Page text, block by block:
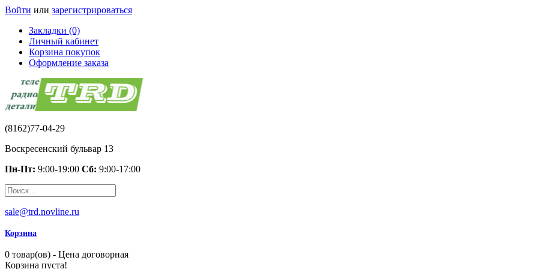
Войти или зарегистрироваться
Закладки (0)
Личный кабинет
Корзина покупок
Оформление заказа
(8162)77-04-29
Воскресенский бульвар 13
Пн-Пт: 9:00-19:00 Сб: 9:00-17:00
sale@trd.novline.ru
Корзина
0 товар(ов) - Цена договорная
Корзина пуста!